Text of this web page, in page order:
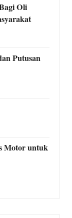
Oli
Putusan
Motor untuk